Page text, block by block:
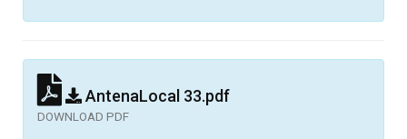
AntenaLocal 33.pdf
DOWNLOAD PDF